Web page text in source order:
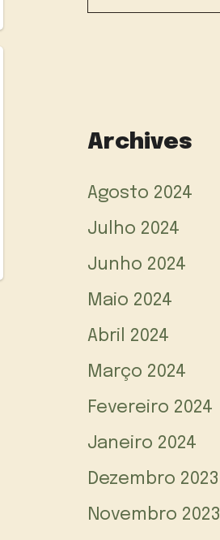
Archives
Agosto 2024
Julho 2024
Junho 2024
Maio 2024
Abril 2024
Março 2024
Fevereiro 2024
Janeiro 2024
Dezembro 2023
Novembro 2023